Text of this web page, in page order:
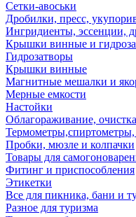
Сетки-авоськи
Дробилки, пресс,
Ингридиенты, эссенции,
Крышки винные и
Гидрозатворы
Крышки винные
Магнитные мешалки и
Мерные емкости
Настойки
Облагораживание,
Пробки, мюзле и колпачки
Товары для
Фитинг и приспособления
Этикетки
Все для пикника, бани и
Разное для туризма